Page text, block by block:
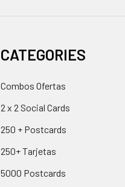
CATEGORIES
Combos Ofertas
2 x 2 Social Cards
250 + Postcards
250+ Tarjetas
5000 Postcards